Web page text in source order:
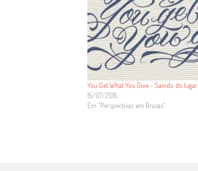
You Get What You Give – Saindo do lugar
15/07/2015
Em "Perspectivas em Brasas"